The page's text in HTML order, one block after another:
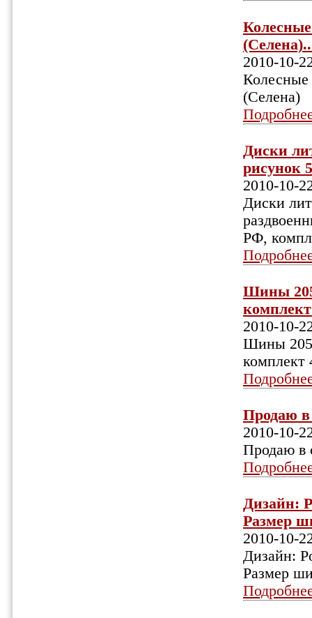
2010-10-
Колесные
(Селена)
Диски
рисунок
2010-10-
Диски
РФ,
Шины
2010-10-
Шины
комплект
Продаю в
2010-10-
Продаю в
Дизайн:
Размер
2010-10-
Дизайн:
Размер